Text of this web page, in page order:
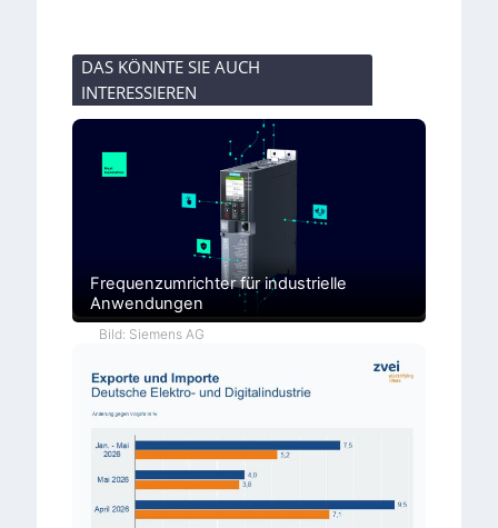
DAS KÖNNTE SIE AUCH
INTERESSIEREN
Frequenzumrichter für industrielle
Anwendungen
Bild: Siemens AG